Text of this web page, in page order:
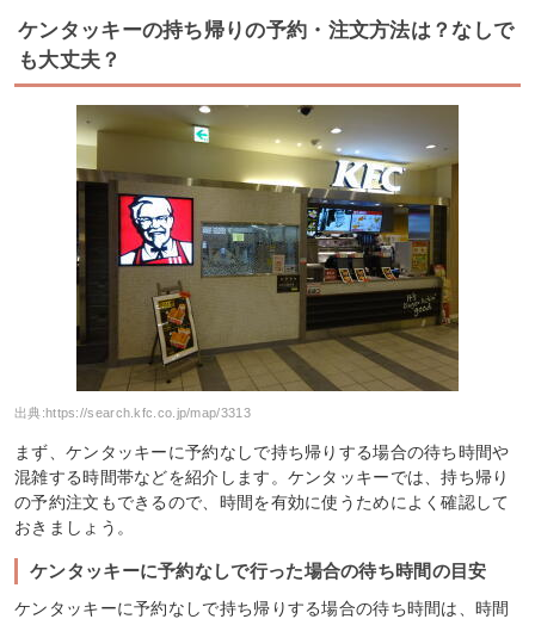
ケンタッキーの持ち帰りの予約・注文方法は？なしで
も大丈夫？
出典:https://search.kfc.co.jp/map/3313
まず、ケンタッキーに予約なしで持ち帰りする場合の待ち時間や
混雑する時間帯などを紹介します。ケンタッキーでは、持ち帰り
の予約注文もできるので、時間を有効に使うためによく確認して
おきましょう。
ケンタッキーに予約なしで行った場合の待ち時間の目安
ケンタッキーに予約なしで持ち帰りする場合の待ち時間は、時間